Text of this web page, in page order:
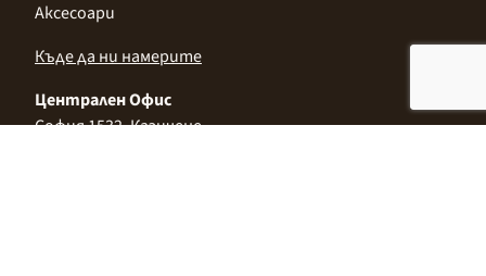
Аксесоари
Къде да ни намерите
Централен Офис
София 1532, Казичене,